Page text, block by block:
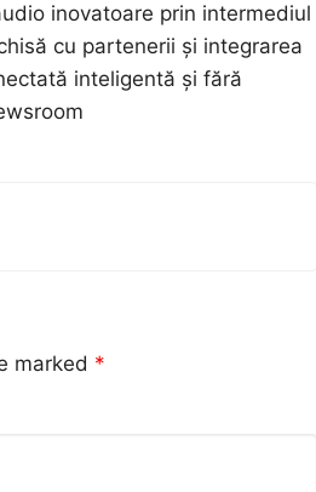
inovatoare prin intermediul
cu partenerii și integrarea
inteligentă și fără
marked *